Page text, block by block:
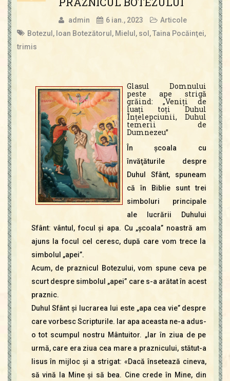
admin 6 ian., 2023
Articole
Botezul, Ioan Botezătorul, Mielul, sol,Taina Pocăinţei,
trimis
Glasul Domnului
peste ape strigă
grăind: „Veniţi de
luaţi toţi Duhul
Înţelepciunii, Duhul
temerii de
Dumnezeu”
În şcoala cu
învăţăturile despre
Duhul Sfânt, spuneam
că în Biblie sunt trei
simboluri principale
ale lucrării Duhului
Sfânt: vântul, focul şi apa. Cu „şcoala” noastră am
ajuns la focul cel ceresc, după care vom trece la
simbolul „apei”.
Acum, de praznicul Botezului, vom spune ceva pe
scurt despre simbolul „apei” care s-a arătat în acest
praznic.
Duhul Sfânt şi lucrarea lui este „apa cea vie” despre
care vorbesc Scripturile. Iar apa aceasta ne-a adus-
o tot scumpul nostru Mântuitor. „Iar în ziua de pe
urmă, care era ziua cea mare a praznicului, stătut-a
Iisus în mijloc şi a strigat: «Dacă însetează cineva,
să vină la Mine şi să bea. Cine crede în Mine, din